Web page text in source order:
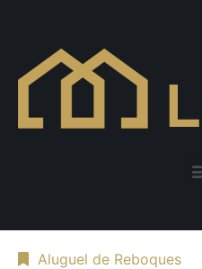
Aluguel de Reboques